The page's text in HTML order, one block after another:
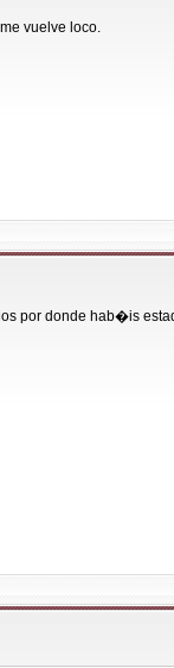
vuelve loco.
por donde hab�is